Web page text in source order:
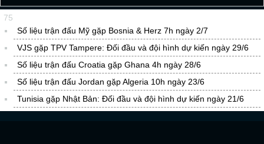
75
Số liệu trận đấu Mỹ gặp Bosnia & Herz 7h ngày 2/7
VJS gặp TPV Tampere: Đối đầu và đội hình dự kiến ngày 29/6
Số liệu trận đấu Croatia gặp Ghana 4h ngày 28/6
Số liệu trận đấu Jordan gặp Algeria 10h ngày 23/6
Tunisia gặp Nhật Bản: Đối đầu và đội hình dự kiến ngày 21/6